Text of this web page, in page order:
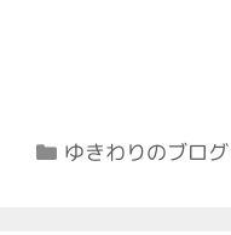
カ
ゆきわりのブログ